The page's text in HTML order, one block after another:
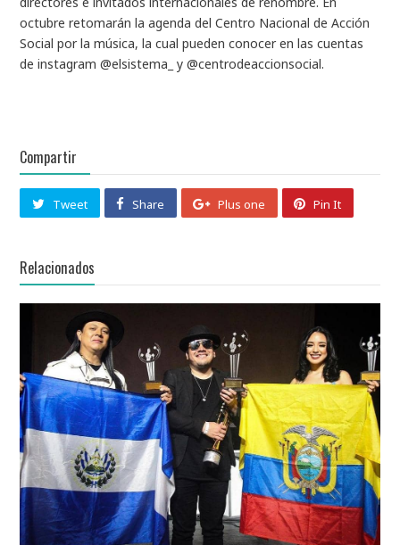
octubre retomarán la agenda del Centro Nacional de Acción
Social por la música, la cual pueden conocer en las cuentas
de instagram @elsistema_ y @centrodeaccionsocial.
Compartir
Tweet Share Plus one Pin It
Relacionados